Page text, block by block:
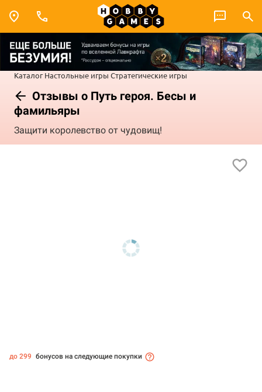
Каталог Настольные игры Стратегические игры
Отзывы о Путь героя. Бесы и
фамильяры
Защити королевство от чудовищ!
до 299 бонусов на следующие покупки